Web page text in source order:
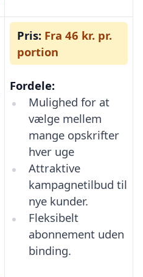
Pris: Fra 46 kr. pr.
portion
Fordele:
Mulighed for at
vælge mellem
mange opskrifter
hver uge
Attraktive
kampagnetilbud til
nye kunder.
Fleksibelt
abonnement uden
binding.